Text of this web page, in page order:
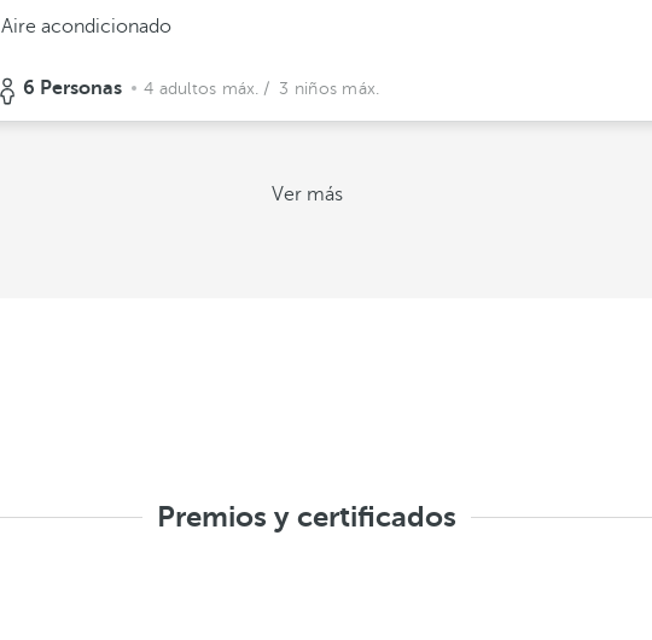
Aire acondicionado
6 Personas 4 adultos máx. / 3 niños máx.
Ver más
Premios y certificados